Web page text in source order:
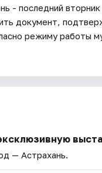
- последний
документ,
режиму работы
— Астрахань.